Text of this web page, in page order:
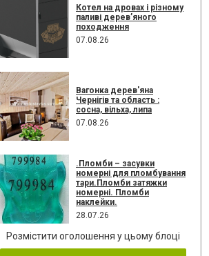
Котел на дровах і різному
паливі дерев’яного
походження
07.08.26
Вагонка дерев'яна
Чернігів та область :
сосна, вільха, липа
07.08.26
.Пломби – засувки
номерні для пломбування
тари.Пломби затяжки
номерні. Пломби
наклейки.
28.07.26
Розмістити оголошення у цьому блоці